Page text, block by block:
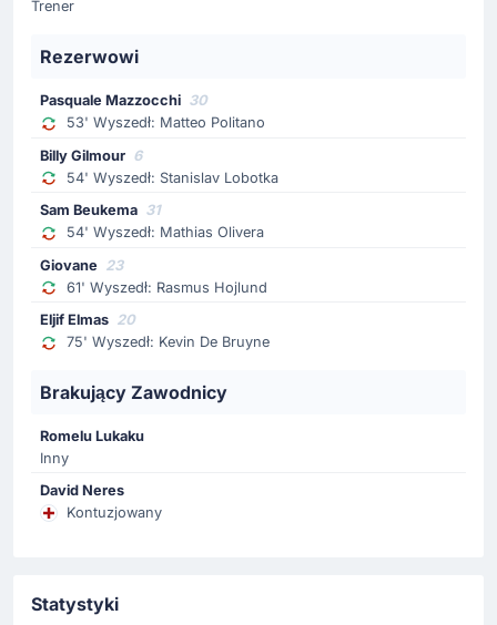
53'
Matteo Politano
Trener zadecydował o zmianie. Na ławkę siada Matteo
Mazzocchi (SSC Napoli).
52' Gol !
Alisson de Almeida Santos
Vanja Milinković Savić
Gol! Gol! Gol! gospodarze powiększają prowadzenie.
Strzelcem na 4 - 0 jest Alisson de Almeida Santos.
46'
Romano Floriani
Alessio Zerbin
Trener
Rezerwowi
Pasquale Mazzocchi 30
53' Wyszedł: Matteo Politano
Billy Gilmour 6
54' Wyszedł: Stanislav Lobotka
Sam Beukema 31
54' Wyszedł: Mathias Olivera
Giovane 23
61' Wyszedł: Rasmus Hojlund
Eljif Elmas 20
75' Wyszedł: Kevin De Bruyne
Brakujący Zawodnicy
Romelu Lukaku
Inny
David Neres
Kontuzjowany
Statystyki